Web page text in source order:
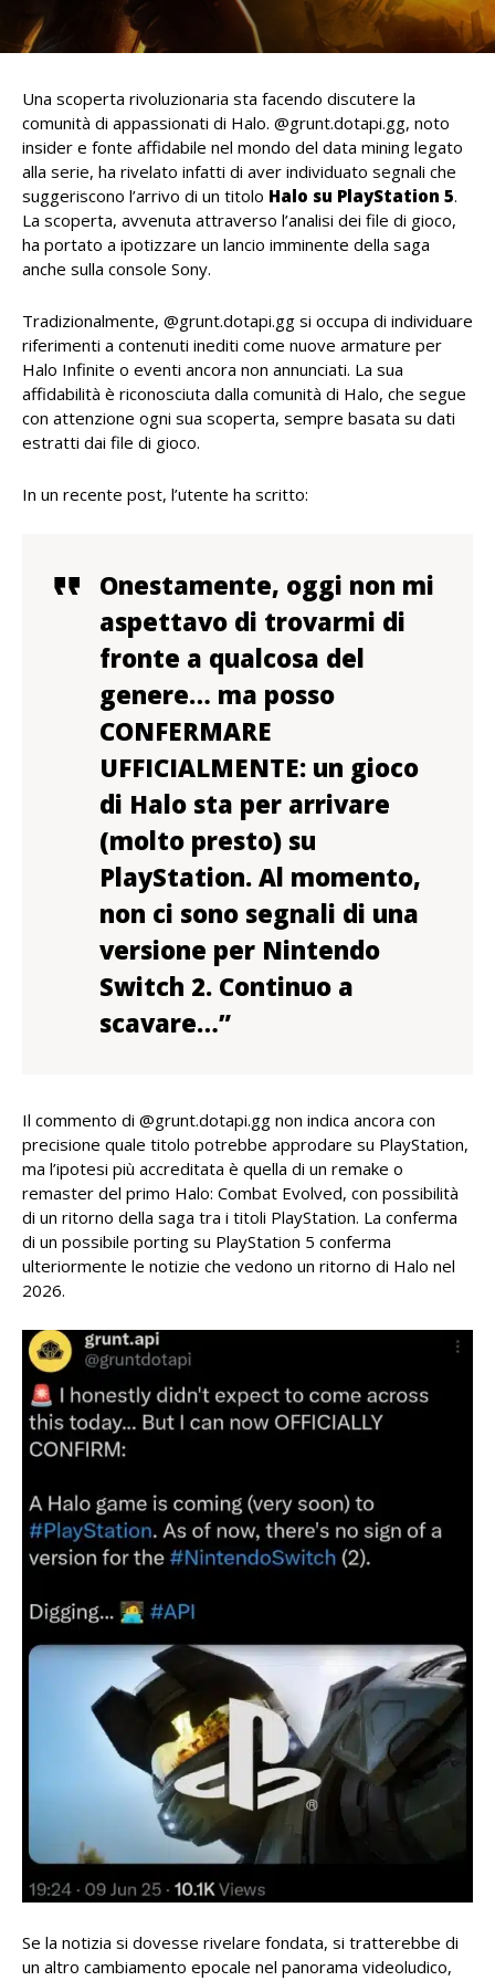
Una scoperta rivoluzionaria sta facendo discutere la
comunità di appassionati di Halo. @grunt.dotapi.gg, noto
insider e fonte affidabile nel mondo del data mining legato
alla serie, ha rivelato infatti di aver individuato segnali che
suggeriscono l’arrivo di un titolo Halo su PlayStation 5.
La scoperta, avvenuta attraverso l’analisi dei file di gioco,
ha portato a ipotizzare un lancio imminente della saga
anche sulla console Sony.
Tradizionalmente, @grunt.dotapi.gg si occupa di individuare
riferimenti a contenuti inediti come nuove armature per
Halo Infinite o eventi ancora non annunciati. La sua
affidabilità è riconosciuta dalla comunità di Halo, che segue
con attenzione ogni sua scoperta, sempre basata su dati
estratti dai file di gioco.
In un recente post, l’utente ha scritto:
Onestamente, oggi non mi
aspettavo di trovarmi di
fronte a qualcosa del
genere… ma posso
CONFERMARE
UFFICIALMENTE: un gioco
di Halo sta per arrivare
(molto presto) su
PlayStation. Al momento,
non ci sono segnali di una
versione per Nintendo
Switch 2. Continuo a
scavare…”
Il commento di @grunt.dotapi.gg non indica ancora con
precisione quale titolo potrebbe approdare su PlayStation,
ma l’ipotesi più accreditata è quella di un remake o
remaster del primo Halo: Combat Evolved, con possibilità
di un ritorno della saga tra i titoli PlayStation. La conferma
di un possibile porting su PlayStation 5 conferma
ulteriormente le notizie che vedono un ritorno di Halo nel
2026.
Se la notizia si dovesse rivelare fondata, si tratterebbe di
un altro cambiamento epocale nel panorama videoludico,